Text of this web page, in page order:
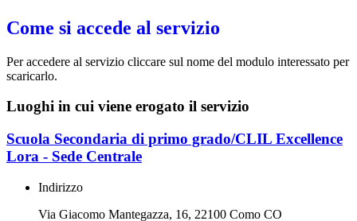
Come si accede al servizio
Per accedere al servizio cliccare sul nome del modulo interessato per
scaricarlo.
Luoghi in cui viene erogato il servizio
Scuola Secondaria di primo grado/CLIL Excellence
Lora - Sede Centrale
Indirizzo
Via Giacomo Mantegazza, 16, 22100 Como CO